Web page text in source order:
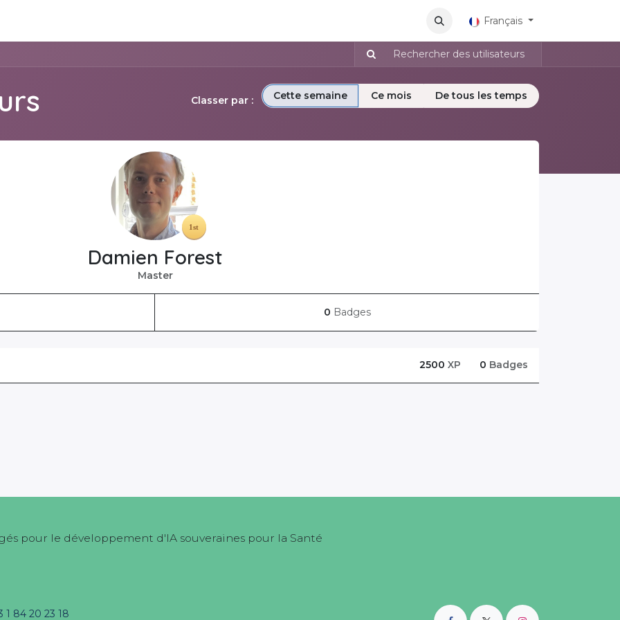
Français
Classer par : Cette semaine Ce mois De tous les temps
Damien Forest
Master
0 Badges
2500 XP 0 Badges
pour le développement d'IA souveraines pour la Santé
1 84 20 23 18